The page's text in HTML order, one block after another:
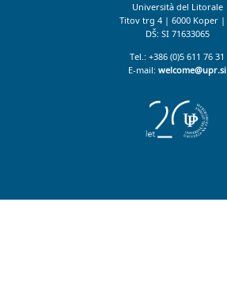
Università del Litorale
Titov trg 4 | 6000 Koper |
DŠ: SI 71633065
Tel.: +386 (0)5 611 76 31
E-mail: welcome@upr.si